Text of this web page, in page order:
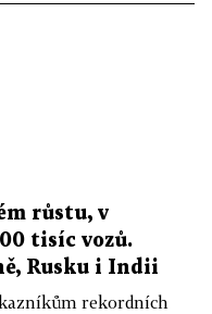
růstu, v
tisíc vozů.
Rusku i Indii
rekordních